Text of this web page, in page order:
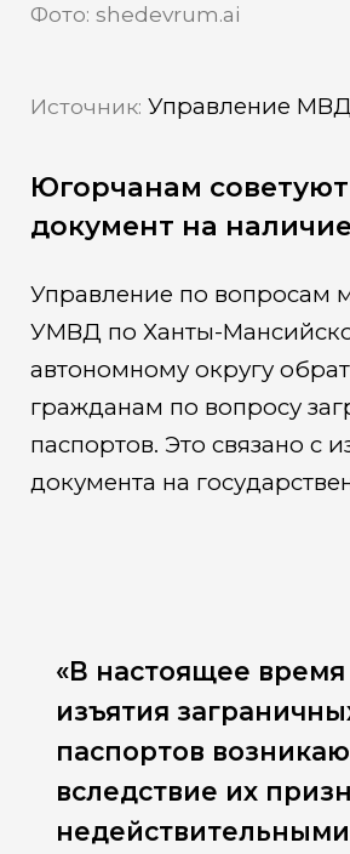
Фото: shedevrum.ai
Источник: Управление
Югорчанам
документ на
Управление по вопросам
УМВД по Ханты-
автономному округу
гражданам по вопросу
паспортов. Это связано с
документа на
«В настоящее
изъятия
паспортов
вследствие их